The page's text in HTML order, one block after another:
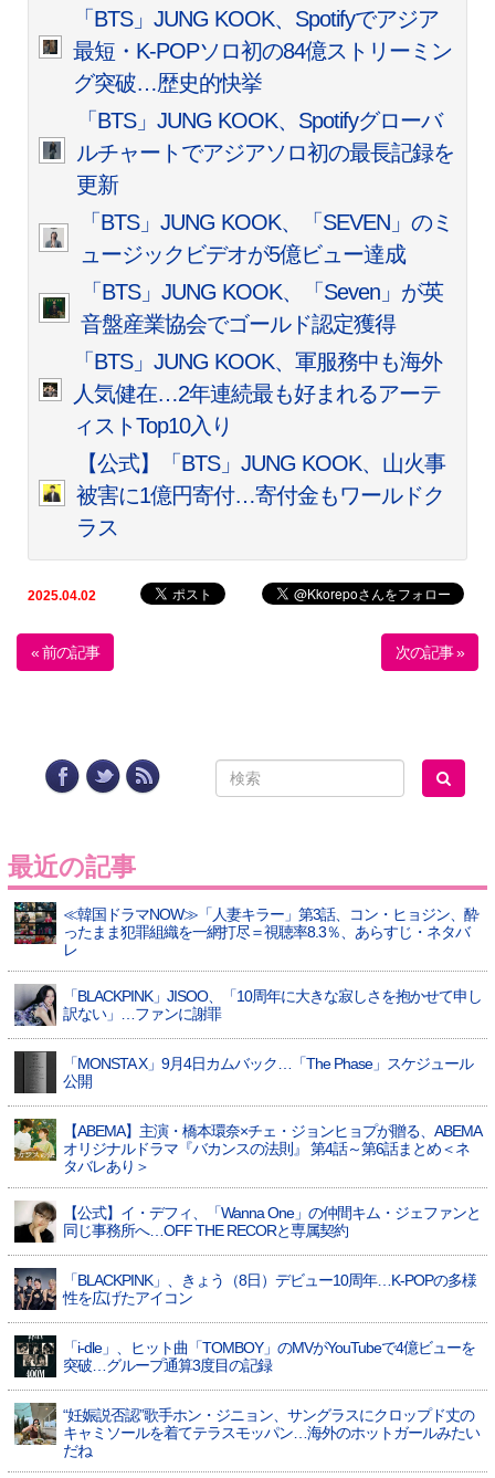
「BTS」JUNG KOOK、Spotifyでアジア
最短・K-POPソロ初の84億ストリーミン
グ突破…歴史的快挙
「BTS」JUNG KOOK、Spotifyグローバ
ルチャートでアジアソロ初の最長記録を
更新
「BTS」JUNG KOOK、「SEVEN」のミ
ュージックビデオが5億ビュー達成
「BTS」JUNG KOOK、「Seven」が英
音盤産業協会でゴールド認定獲得
「BTS」JUNG KOOK、軍服務中も海外
人気健在…2年連続最も好まれるアーテ
ィストTop10入り
【公式】「BTS」JUNG KOOK、山火事
被害に1億円寄付…寄付金もワールドク
ラス
2025.04.02
« 前の記事 次の記事 »
最近の記事
≪韓国ドラマNOW≫「人妻キラー」第3話、コン・ヒョジン、酔
ったまま犯罪組織を一網打尽＝視聴率8.3％、あらすじ・ネタバ
レ
「BLACKPINK」JISOO、「10周年に大きな寂しさを抱かせて申し
訳ない」…ファンに謝罪
「MONSTA X」9月4日カムバック…「The Phase」スケジュール
公開
【ABEMA】主演・橋本環奈×チェ・ジョンヒョプが贈る、ABEMA
オリジナルドラマ『バカンスの法則』 第4話～第6話まとめ＜ネ
タバレあり＞
【公式】イ・デフィ、「Wanna One」の仲間キム・ジェファンと
同じ事務所へ…OFF THE RECORと専属契約
「BLACKPINK」、きょう（8日）デビュー10周年…K-POPの多様
性を広げたアイコン
「i-dle」、ヒット曲「TOMBOY」のMVがYouTubeで4億ビューを
突破…グループ通算3度目の記録
“妊娠説否認”歌手ホン・ジニョン、サングラスにクロップド丈の
キャミソールを着てテラスモッパン…海外のホットガールみたい
だね